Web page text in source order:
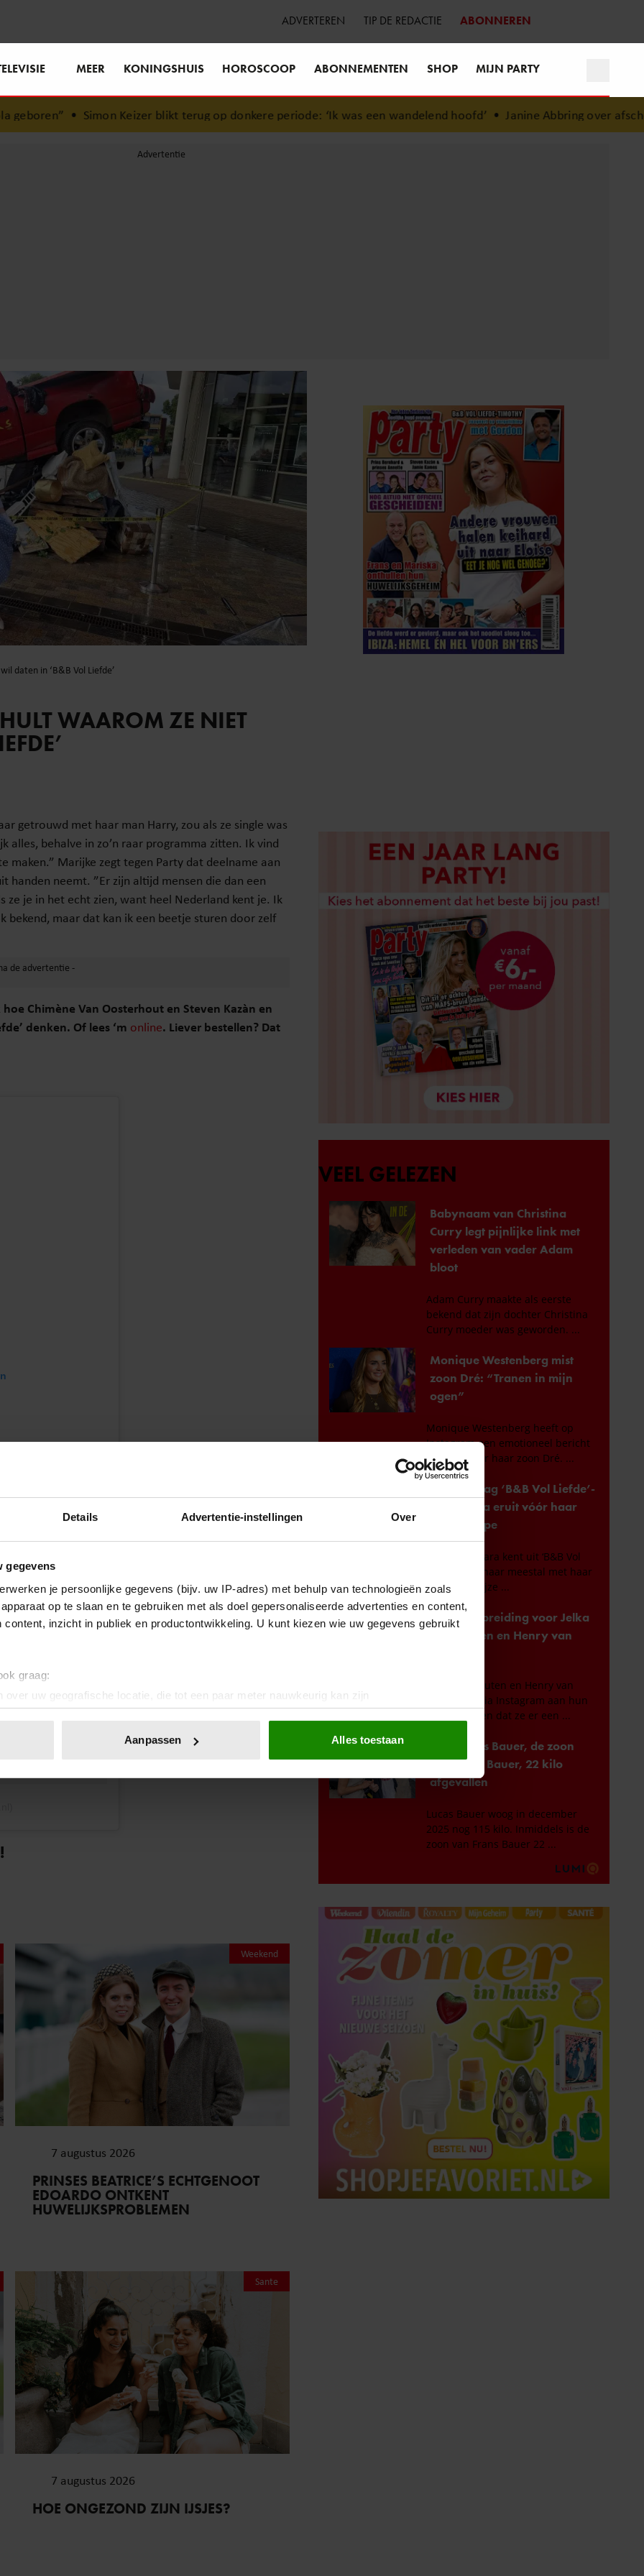
Details Advertentie-instellingen Over
gegevens
je persoonlijke gegevens (bijv. uw IP-adres) met behulp van technologieën zoals
op te slaan en te gebruiken met als doel gepersonaliseerde advertenties en content,
content, inzicht in publiek en productontwikkeling. U kunt kiezen wie uw gegevens gebruikt
graag:
over uw geografische locatie, die tot een paar meter nauwkeurig kan zijn
door het actief te scannen op specifieke eigenschappen (fingerprinting)
of intrekken in de Cookieverklaring.
en advertenties te personaliseren, om functies voor social media te bieden en om ons
Ook delen we informatie over uw gebruik van onze site met onze partners voor social
Deze partners kunnen deze gegevens combineren met andere informatie die u aan ze heeft
op basis van uw gebruik van hun services. U gaat akkoord met onze cookies als u
Aanpassen Alles toestaan
ADVERTEREN TIP DE REDACTIE ABONNEREN
MEER KONINGSHUIS HOROSCOOP ABONNEMENTEN SHOP MIJN PARTY
Keizer blikt terug op donkere periode: ‘Ik was een wandelend hoofd’ •Janine Abbring over afscheid van
daten in ‘B&B Vol Liefde’
WAAROM ZE NIET
getrouwd met haar man Harry, zou als ze single was
alles, behalve in zo’n raar programma zitten. Ik vind
Marijke zegt tegen Party dat deelname aan
handen neemt. ”Er zijn altijd mensen die dan een
je in het echt zien, want heel Nederland kent je. Ik
bekend, maar dat kan ik een beetje sturen door zelf
Chimène Van Oosterhout en Steven Kazàn en
denken. Of lees ‘m online. Liever bestellen? Dat
Weekend
7 augustus 2026
PRINSES BEATRICE’S ECHTGENOOT
EDOARDO ONTKENT
HUWELIJKSPROBLEMEN
Sante
7 augustus 2026
HOE ONGEZOND ZIJN IJSJES?